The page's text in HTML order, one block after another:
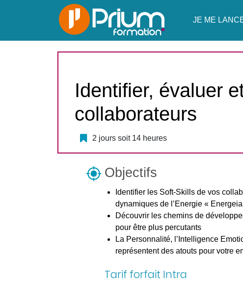
JE ME
Identifier, évaluer
collaborateurs
2 jours soit 14 heures
Objectifs
Identifier les Soft-Skills de vos
dynamiques de l’Energie «
Découvrir les chemins de
pour être plus percutants
La Personnalité, l’Intelligence
représentent des atouts pour votre
Tarif forfait Intra